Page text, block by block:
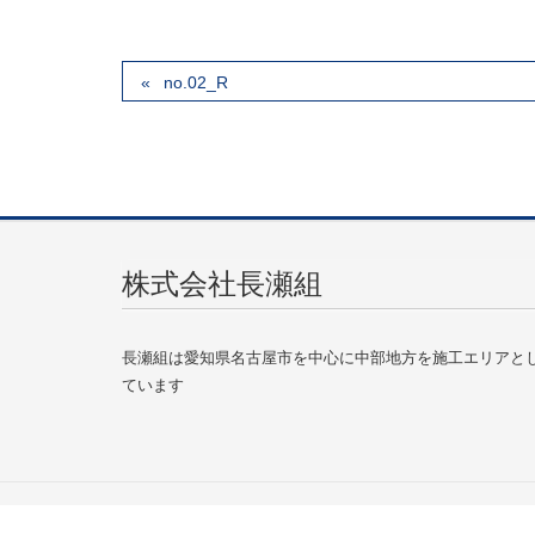
no.02_R
株式会社長瀬組
長瀬組は愛知県名古屋市を中心に中部地方を施工エリアと
ています